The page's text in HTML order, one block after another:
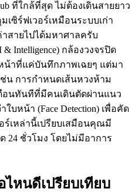
ที่ใกล้ที่สุด ไม่ต้องเดินสายยาว
เซิร์ฟเวอร์เหมือนระบบเก่า
สายไปได้มหาศาลครับ
Intelligence) กล้องวงจรปิด
น้าที่แค่บันทึกภาพเฉยๆ แต่มา
น การกำหนดเส้นหวงห้าม
ตือนทันทีที่มีคนเดินตัดผ่านแนว
บหน้า (Face Detection) เพื่อคัด
ร์เหล่านี้เปรียบเสมือนคุณมี
24 ชั่วโมง โดยไม่มีอาการ
ไหนดีเปรียบเทียบ